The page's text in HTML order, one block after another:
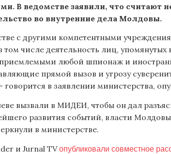
В ведомстве заявили, что
во внутренние дела Молдовы.
с другими компетентными
числе деятельность лиц,
любой шпионаж и
прямой вызов и угрозу
говорится в заявлении министерства,
вызвали в МИДЕИ, чтобы он дал
развития событий, власти
в министерстве.
и Jurnal TVопубликовали совместное